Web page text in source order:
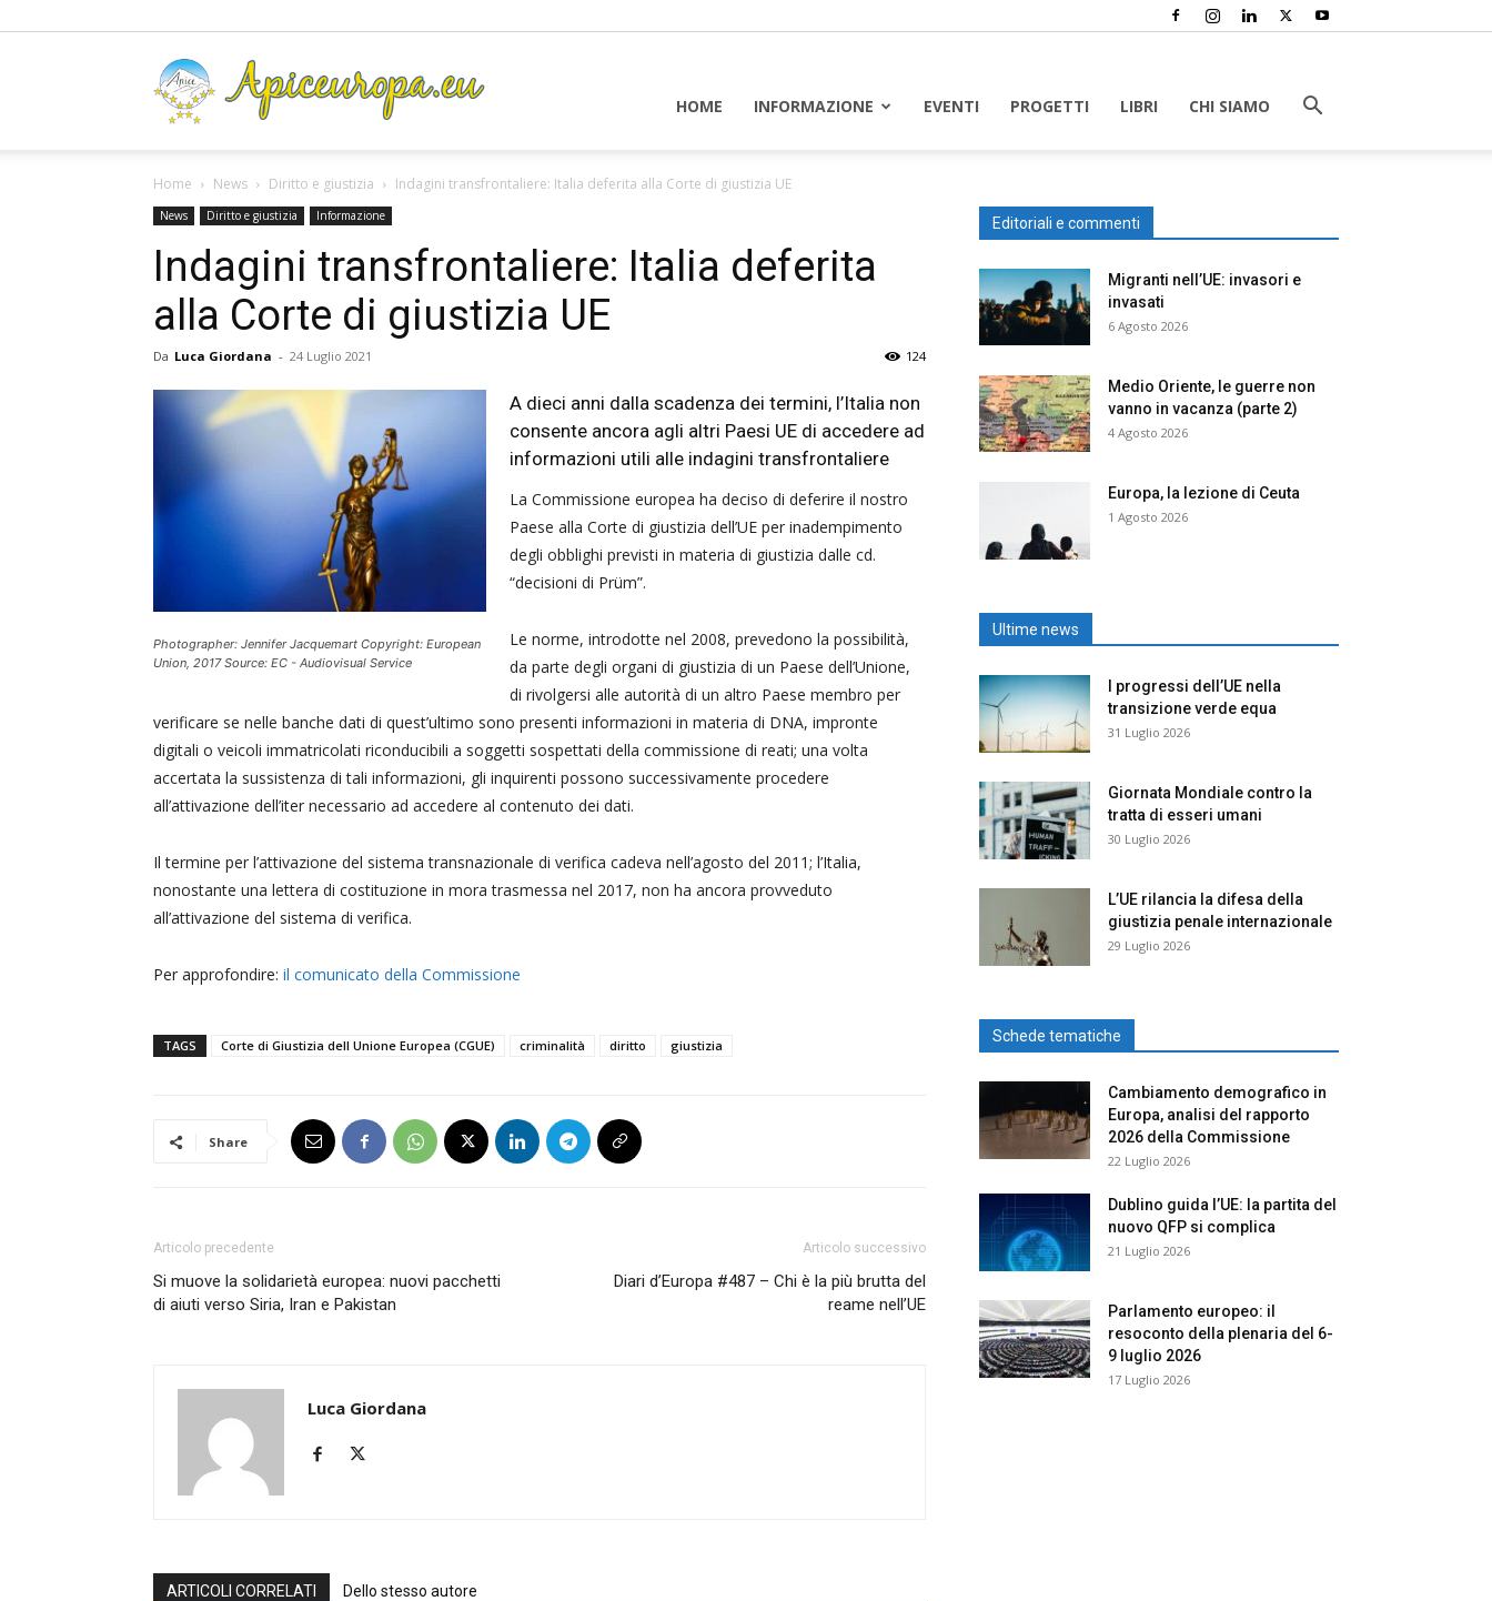
HOME INFORMAZIONE EVENTI PROGETTI LIBRI CHI SIAMO
Home News Diritto e giustizia Indagini transfrontaliere: Italia deferita alla Corte di giustizia UE
News Diritto e giustizia Informazione
Indagini transfrontaliere: Italia deferita
alla Corte di giustizia UE
Da Luca Giordana - 24 Luglio 2021 124
Photographer: Jennifer Jacquemart Copyright: European
Union, 2017 Source: EC - Audiovisual Service
A dieci anni dalla scadenza dei termini, l’Italia non
consente ancora agli altri Paesi UE di accedere ad
informazioni utili alle indagini transfrontaliere
La Commissione europea ha deciso di deferire il nostro
Paese alla Corte di giustizia dell’UE per inadempimento
degli obblighi previsti in materia di giustizia dalle cd.
“decisioni di Prüm”.
Le norme, introdotte nel 2008, prevedono la possibilità,
da parte degli organi di giustizia di un Paese dell’Unione,
di rivolgersi alle autorità di un altro Paese membro per
verificare se nelle banche dati di quest’ultimo sono presenti informazioni in materia di DNA, impronte
digitali o veicoli immatricolati riconducibili a soggetti sospettati della commissione di reati; una volta
accertata la sussistenza di tali informazioni, gli inquirenti possono successivamente procedere
all’attivazione dell’iter necessario ad accedere al contenuto dei dati.
Il termine per l’attivazione del sistema transnazionale di verifica cadeva nell’agosto del 2011; l’Italia,
nonostante una lettera di costituzione in mora trasmessa nel 2017, non ha ancora provveduto
all’attivazione del sistema di verifica.
Per approfondire: il comunicato della Commissione
TAGS Corte di Giustizia dell Unione Europea (CGUE) criminalità diritto giustizia
Share
Articolo precedente
Si muove la solidarietà europea: nuovi pacchetti
di aiuti verso Siria, Iran e Pakistan
Articolo successivo
Diari d’Europa #487 – Chi è la più brutta del
reame nell’UE
Luca Giordana
ARTICOLI CORRELATI Dello stesso autore
Editoriali e commenti
Migranti nell’UE: invasori e
invasati
6 Agosto 2026
Medio Oriente, le guerre non
vanno in vacanza (parte 2)
4 Agosto 2026
Europa, la lezione di Ceuta
1 Agosto 2026
Ultime news
I progressi dell’UE nella
transizione verde equa
31 Luglio 2026
Giornata Mondiale contro la
tratta di esseri umani
30 Luglio 2026
L’UE rilancia la difesa della
giustizia penale internazionale
29 Luglio 2026
Schede tematiche
Cambiamento demografico in
Europa, analisi del rapporto
2026 della Commissione
22 Luglio 2026
Dublino guida l’UE: la partita del
nuovo QFP si complica
21 Luglio 2026
Parlamento europeo: il
resoconto della plenaria del 6-
9 luglio 2026
17 Luglio 2026